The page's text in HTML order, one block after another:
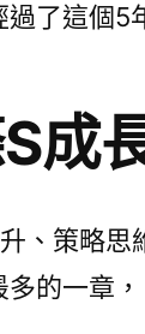
了這個5
成
、策略思
的一章，